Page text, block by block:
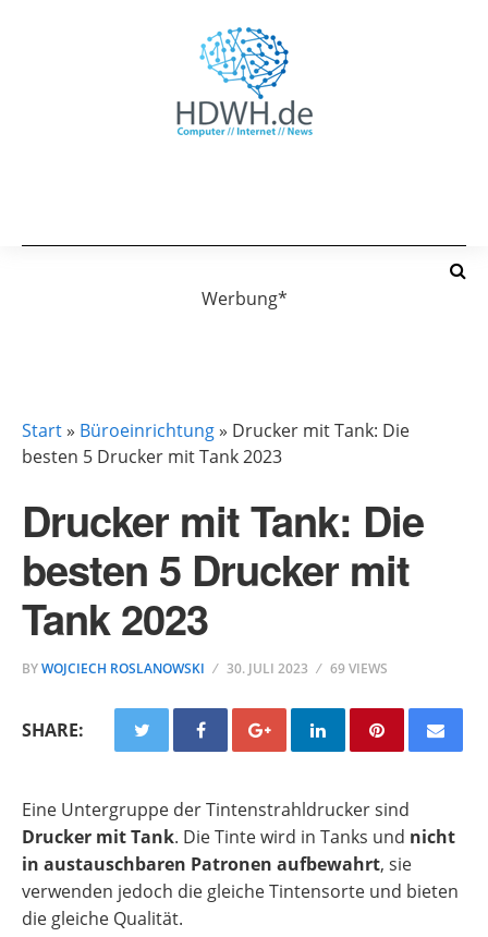
Werbung*
Start» Büroeinrichtung» Drucker mit Tank: Die
besten 5 Drucker mit Tank 2023
Drucker mit Tank: Die
besten 5 Drucker mit
Tank 2023
BYWOJCIECH ROSLANOWSKI 30. JULI 2023 69 VIEWS
SHARE:
Eine Untergruppe der Tintenstrahldrucker sind
Drucker mit Tank. Die Tinte wird in Tanks und nicht
in austauschbaren Patronen aufbewahrt, sie
verwenden jedoch die gleiche Tintensorte und bieten
die gleiche Qualität.